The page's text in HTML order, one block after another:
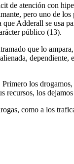
de atención con
pero uno de
Adderall se usa
público (13).
que lo
los
recursos, los
como a los